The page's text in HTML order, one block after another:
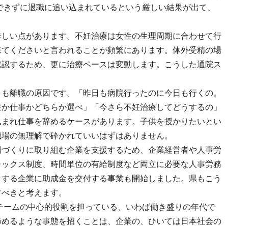
ずに退職に追い込まれているという厳しい結果が出て、
い点があります。不妊治療は女性の生理周期に合わせて行
くださいと言われることが頻繁にあります。体外受精の場
するため、更に治療ペースは変動します。こうした通院ス
離職の原因です。「昨日も病院行ったのに今日も行くの。
仕事かどちらか選べ」「今さら不妊治療してどうするの」
れ仕事を辞めるケースがあります。子供を授かりたいとい
の無理解で砕かれていいはずはありません。
くりに取り組む企業を支援するため、企業経営者や人事労
クス制度、時間単位の有給制度など両立に必要な人事労務
る企業に助成金を交付する事業も開始しました。県もこう
きと考えます。
ムの中心的役割を担っている、いわば働き盛りの年代で
るような事態を招くことは、企業の、ひいては日本社会の